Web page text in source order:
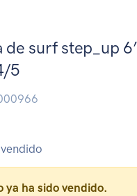
de surf step_up
5
vendido
ya ha sido vendido.